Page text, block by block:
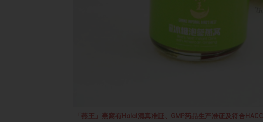
「燕王」燕窩有Halal清真准証、GMP药品生产准证及符合